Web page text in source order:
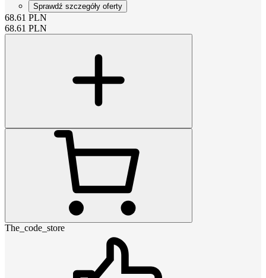
Sprawdź szczegóły oferty
68.61 PLN
68.61 PLN
The_code_store